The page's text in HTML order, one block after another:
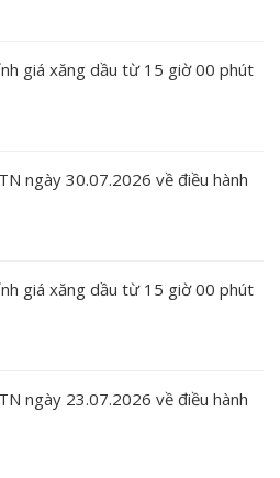
giá xăng dầu từ 15 giờ 00 phút
ngày 30.07.2026 về điều hành
giá xăng dầu từ 15 giờ 00 phút
ngày 23.07.2026 về điều hành